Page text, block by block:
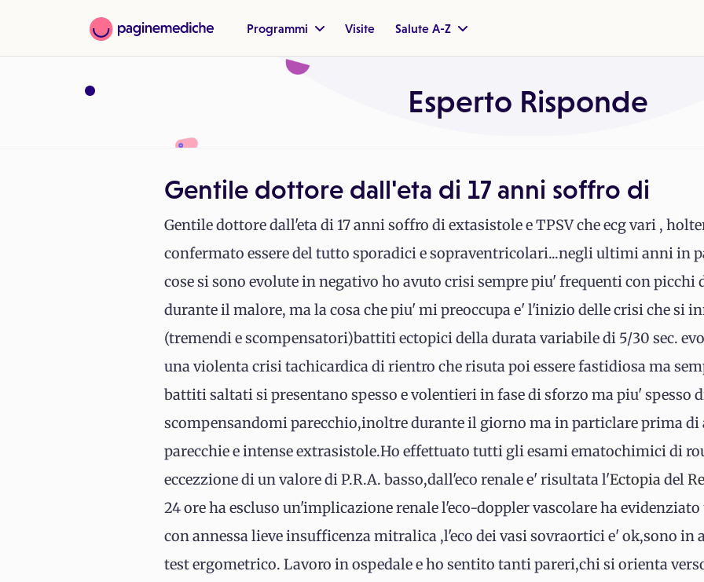
Programmi Visite Salute A-Z
Esperto Risponde
Gentile dottore dall'eta di 17 anni soffro di
Gentile dottore dall'eta di 17 anni soffro di extasistole e TPSV che ecg vari ,
confermato essere del tutto sporadici e sopraventricolari...negli ultimi anni in
cose si sono evolute in negativo ho avuto crisi sempre piu' frequenti con picchi
durante il malore, ma la cosa che piu' mi preoccupa e' l'inizio delle crisi che si
(tremendi e scompensatori)battiti ectopici della durata variabile di 5/30 sec.
una violenta crisi tachicardica di rientro che risuta poi essere fastidiosa ma
battiti saltati si presentano spesso e volentieri in fase di sforzo ma piu' spesso
scompensandomi parecchio,inoltre durante il giorno ma in particlare prima
parecchie e intense extrasistole.Ho effettuato tutti gli esami ematochimici di
eccezzione di un valore di P.R.A. basso,dall'eco renale e' risultata l'Ectopiadel
24 ore ha escluso un'implicazione renale l'eco-doppler vascolare ha
con annessa lieve insufficenza mitralica ,l'eco dei vasi sovraortici e' ok,sono in
test ergometrico. Lavoro in ospedale e ho sentito tanti pareri,chi si orienta